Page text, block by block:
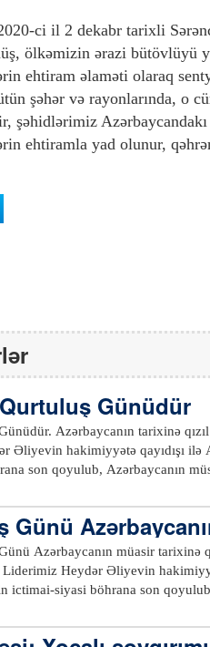
ci il 2 dekabr tarixli
ölkəmizin ərazi bütövlüyü
ehtiram əlaməti olaraq
şəhər və rayonlarında, o
şəhidlərimiz
ehtiramla yad olunur,
Günüdür
yazılmış həmin gün
hakimiyyətə qayıdışı ilə
son qoyulub, Azərbaycanın
Ulu Öndər Heydər Əliyev
ən yeni tarixində növbəti
tarixinə Milli Qurtuluş
bayram kimi qeydhadisədir
Azərbaycanın müasir tarixinə
Heydər Əliyevin
ictimai-siyasi böhrana son
siyasi durum